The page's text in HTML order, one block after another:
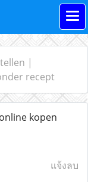
|
recept
kopen
แจ้งลบ